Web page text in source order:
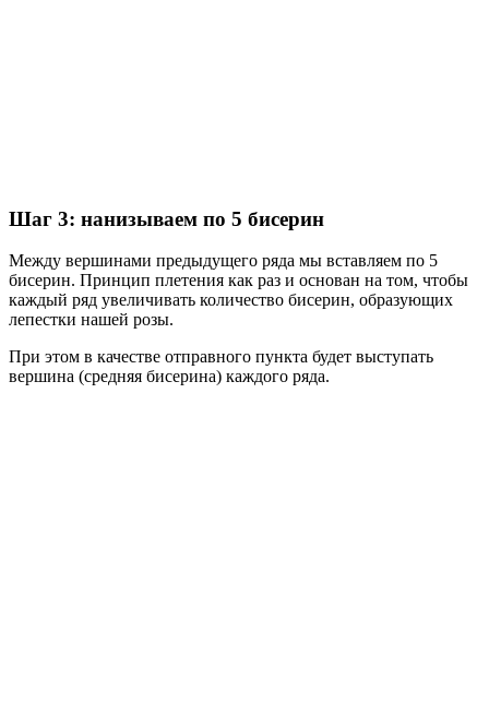
Шаг 3: нанизываем по 5 бисерин
Между вершинами предыдущего ряда мы вставляем по 5
бисерин. Принцип плетения как раз и основан на том, чтобы
каждый ряд увеличивать количество бисерин, образующих
лепестки нашей розы.
При этом в качестве отправного пункта будет выступать
вершина (средняя бисерина) каждого ряда.